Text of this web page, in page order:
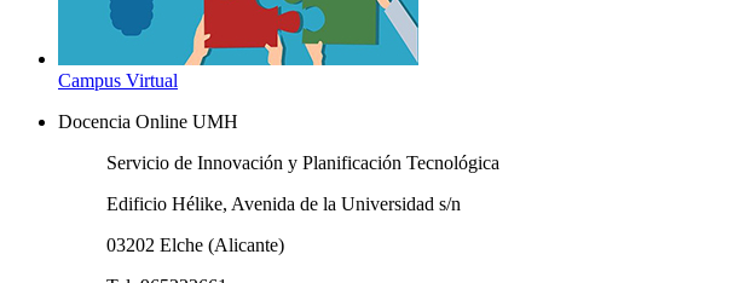
Campus Virtual
Docencia Online UMH
Servicio de Innovación y Planificación Tecnológica
Edificio Hélike, Avenida de la Universidad s/n
03202 Elche (Alicante)